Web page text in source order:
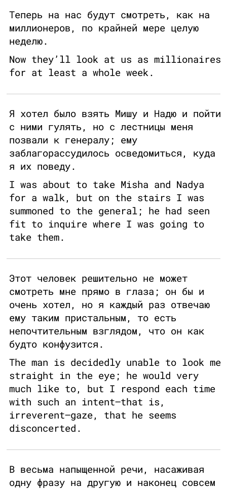
Теперь на нас будут смотреть, как на
миллионеров, по крайней мере целую
неделю.
Now they’ll look at us as millionaires
for at least a whole week.
Я хотел было взять Мишу и Надю и пойти
с ними гулять, но с лестницы меня
позвали к генералу; ему
заблагорассудилось осведомиться, куда
я их поведу.
I was about to take Misha and Nadya
for a walk, but on the stairs I was
summoned to the general; he had seen
fit to inquire where I was going to
take them.
Этот человек решительно не может
смотреть мне прямо в глаза; он бы и
очень хотел, но я каждый раз отвечаю
ему таким пристальным, то есть
непочтительным взглядом, что он как
будто конфузится.
The man is decidedly unable to look me
straight in the eye; he would very
much like to, but I respond each time
with such an intent–that is,
irreverent–gaze, that he seems
disconcerted.
В весьма напыщенной речи, насаживая
одну фразу на другую и наконец совсем